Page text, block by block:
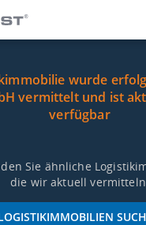
wurde
vermittelt und ist
verfügbar
Sie ähnliche
die wir aktuell